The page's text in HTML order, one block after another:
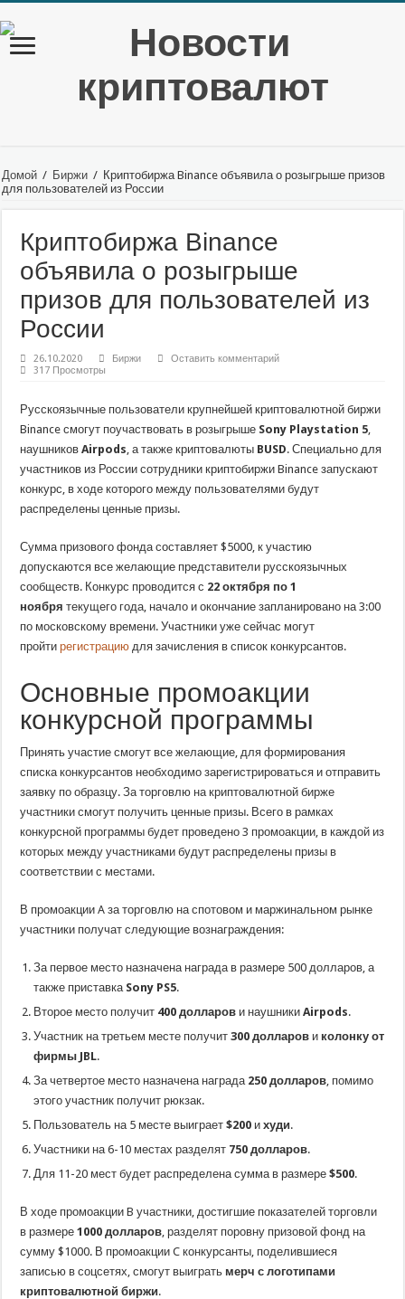
Домой / Биржи / Криптобиржа Binance объявила о розыгрыше призов
для пользователей из России
Криптобиржа Binance
объявила о розыгрыше
призов для пользователей из
России
26.10.2020 Биржи
Оставить комментарий
317 Просмотры
Русскоязычные пользователи крупнейшей криптовалютной биржи
Binance смогут поучаствовать в розыгрыше Sony Playstation 5,
наушниковAirpods, а также криптовалюты BUSD. Специально для
участников из России сотрудники криптобиржи Binance запускают
конкурс, в ходе которого между пользователями будут
распределены ценные призы.
Сумма призового фонда составляет $5000, к участию
допускаются все желающие представители русскоязычных
сообществ. Конкурс проводится с 22 октября по 1
ноября текущего года, начало и окончание запланировано на 3:00
по московскому времени. Участники уже сейчас могут
пройтирегистрацию для зачисления в список конкурсантов.
Основные промоакции
конкурсной программы
Принять участие смогут все желающие, для формирования
списка конкурсантов необходимо зарегистрироваться и отправить
заявку по образцу. За торговлю на криптовалютной бирже
участники смогут получить ценные призы. Всего в рамках
конкурсной программы будет проведено 3 промоакции, в каждой из
которых между участниками будут распределены призы в
соответствии с местами.
В промоакции A за торговлю на спотовом и маржинальном рынке
участники получат следующие вознаграждения:
За первое место назначена награда в размере 500 долларов, а
также приставка Sony PS5.
Второе место получит 400 долларов и наушникиAirpods.
Участник на третьем месте получит300 долларов и колонку от
фирмы JBL.
За четвертое место назначена награда 250 долларов, помимо
этого участник получит рюкзак.
Пользователь на 5 месте выиграет$200 ихуди.
Участники на 6-10 местах разделят 750 долларов.
Для 11-20 мест будет распределена сумма в размере$500.
В ходе промоакции B участники, достигшие показателей торговли
в размере1000 долларов, разделят поровну призовой фонд на
сумму $1000. В промоакции C конкурсанты, поделившиеся
записью в соцсетях, смогут выиграть мерч с логотипами
криптовалютной биржи.